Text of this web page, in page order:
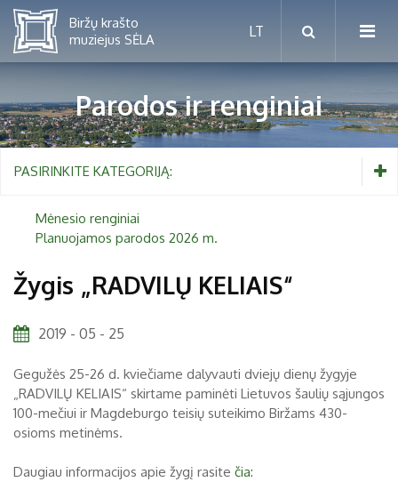
Mėnesio renginiai
Vaikams nuo 5 iki 10 metų
Šeimoms
Biržai ir Radvilos
Biržų tvirtovės arsenalas
Parodos ir renginiai
PASIRINKITE KATEGORIJĄ:
Mėnesio renginiai
Planuojamos parodos 2026 m.
Žygis „RADVILŲ KELIAIS“
2019 - 05 - 25
Gegužės 25-26 d. kviečiame dalyvauti dviejų dienų žygyje
„RADVILŲ KELIAIS“ skirtame paminėti Lietuvos šaulių sąjungos
100-mečiui ir Magdeburgo teisių suteikimo Biržams 430-
osioms metinėms.
Daugiau informacijos apie žygį rasite čia: